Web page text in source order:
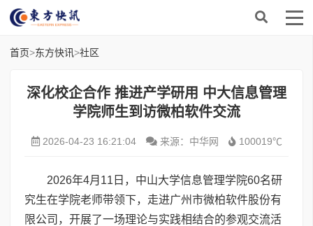
首页>东方快讯>社区
深化校企合作 推进产学研用 中大信息管理
学院师生到访微柏软件交流
2026-04-23 16:21:04 来源：中华网 100019℃
2026年4月11日，中山大学信息管理学院60名研
究生在学院老师带领下，走进广州市微柏软件股份有
限公司，开展了一场理论与实践相结合的参观交流活